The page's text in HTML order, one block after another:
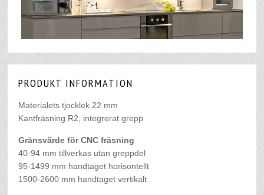
PRODUKT INFORMATION
Materialets tjocklek 22 mm
Kantfräsning R2, integrerat grepp
Gränsvärde för CNC fräsning
40-94 mm tillverkas utan greppdel
95-1499 mm handtaget horisontellt
1500-2600 mm handtaget vertikalt